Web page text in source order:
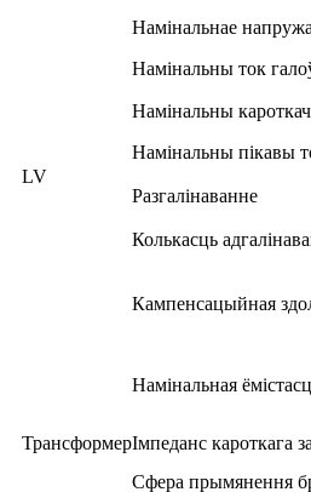
LV
Намінальнае
Намінальны ток
Намінальны
Намінальны пікавы
Разгалінаванне
Колькасць
Кампенсацыйная
Трансформер
Намінальная
Імпеданс кароткага
Сфера прымянення